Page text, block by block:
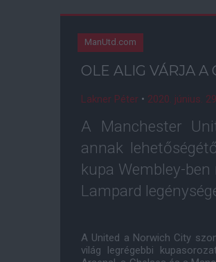
ManUtd.com
OLE ALIG VÁRJA
Lakner Péter • 2020. június.
A Manchester
annak
kupa Wembley-
Lampard
A United a Norwich City
világ legrégebbi